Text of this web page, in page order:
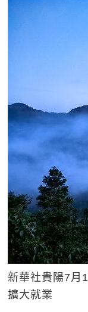
新華社貴陽7月
擴大就業